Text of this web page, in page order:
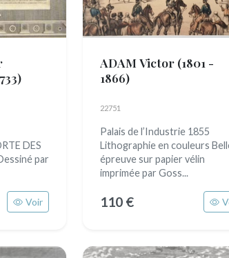
DES
par
Voir
ADAM Victor (1801 -
1866)
22751
Palais de l’Industrie 1855
Lithographie en couleurs
épreuve sur papier vélin
imprimée par Goss...
110 €